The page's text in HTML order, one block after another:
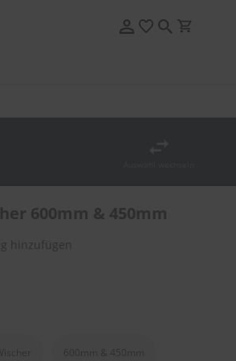
600mm & 450mm
hinzufügen